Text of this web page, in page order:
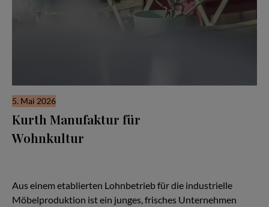
5. Mai 2026
Kurth Manufaktur für
Wohnkultur
Aus einem etablierten Lohnbetrieb für die industrielle
Möbelproduktion ist ein junges, frisches Unternehmen